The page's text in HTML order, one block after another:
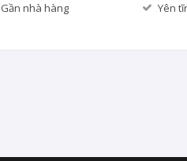
Gần nhà hàng
Yên